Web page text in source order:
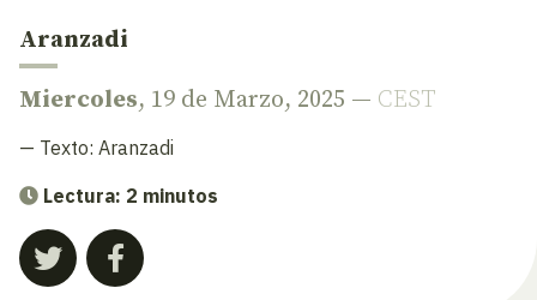
Aranzadi
Miercoles, 19 de Marzo, 2025 — CEST
— Texto: Aranzadi
Lectura: 2 minutos